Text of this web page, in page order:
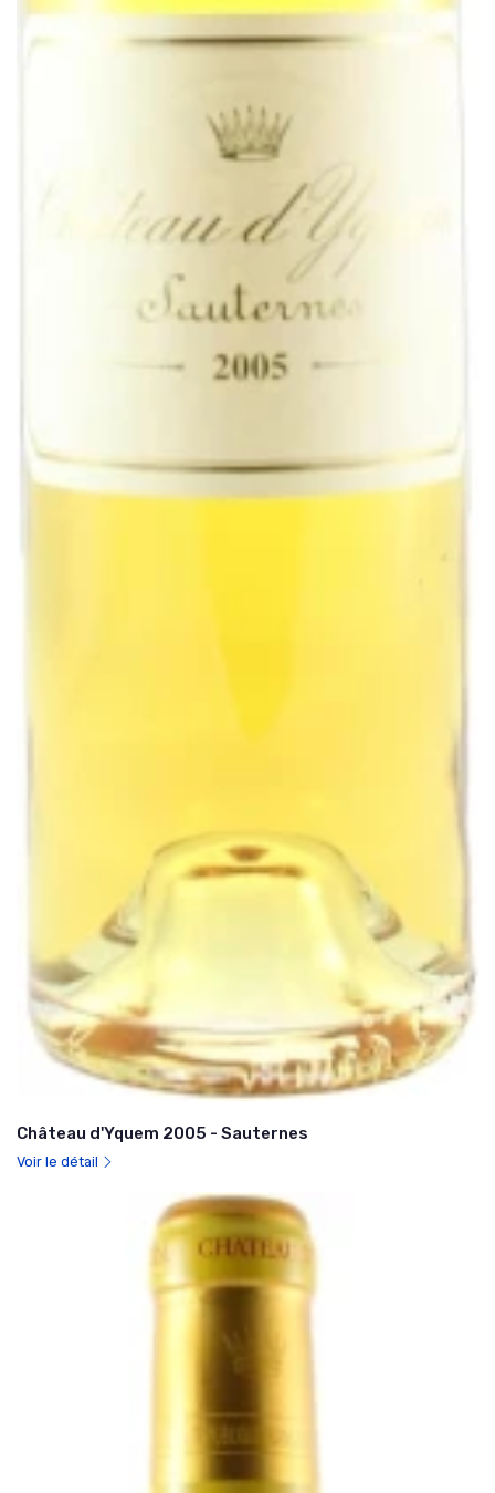
Château d'Yquem 2005 - Sauternes
Voir le détail